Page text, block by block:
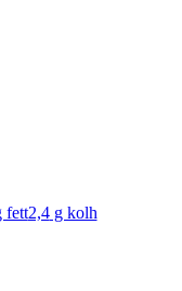
fett2,4g kolh